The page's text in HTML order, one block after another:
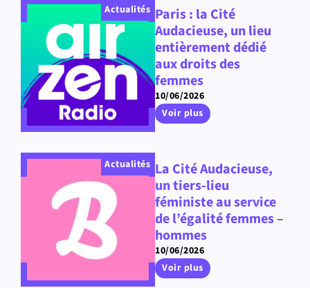
Actualités Paris : la Cité
Audacieuse, un lieu
entièrement dédié
aux droits des
femmes
10/06/2026
Voir plus
Actualités La Cité Audacieuse,
un tiers-lieu
féministe au service
de l’égalité femmes –
hommes
10/06/2026
Voir plus